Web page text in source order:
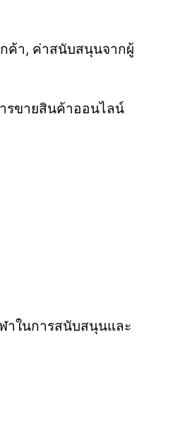
ค้า, ค่าสนับสนุนจากผู้
รขายสินค้าออนไลน์
ในการสนับสนุนและ